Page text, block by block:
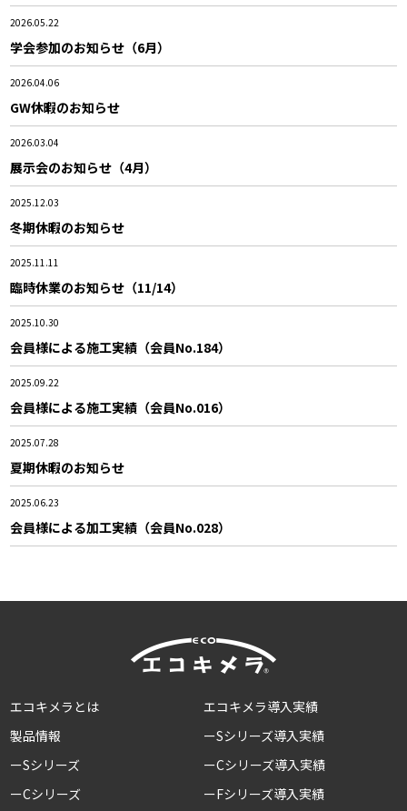
2026.05.22
学会参加のお知らせ（6月）
2026.04.06
GW休暇のお知らせ
2026.03.04
展示会のお知らせ（4月）
2025.12.03
冬期休暇のお知らせ
2025.11.11
臨時休業のお知らせ（11/14）
2025.10.30
会員様による施工実績（会員No.184）
2025.09.22
会員様による施工実績（会員No.016）
2025.07.28
夏期休暇のお知らせ
2025.06.23
会員様による加工実績（会員No.028）
エコキメラとは
製品情報
ーSシリーズ
ーCシリーズ
エコキメラ導入実績
ーSシリーズ導入実績
ーCシリーズ導入実績
ーFシリーズ導入実績